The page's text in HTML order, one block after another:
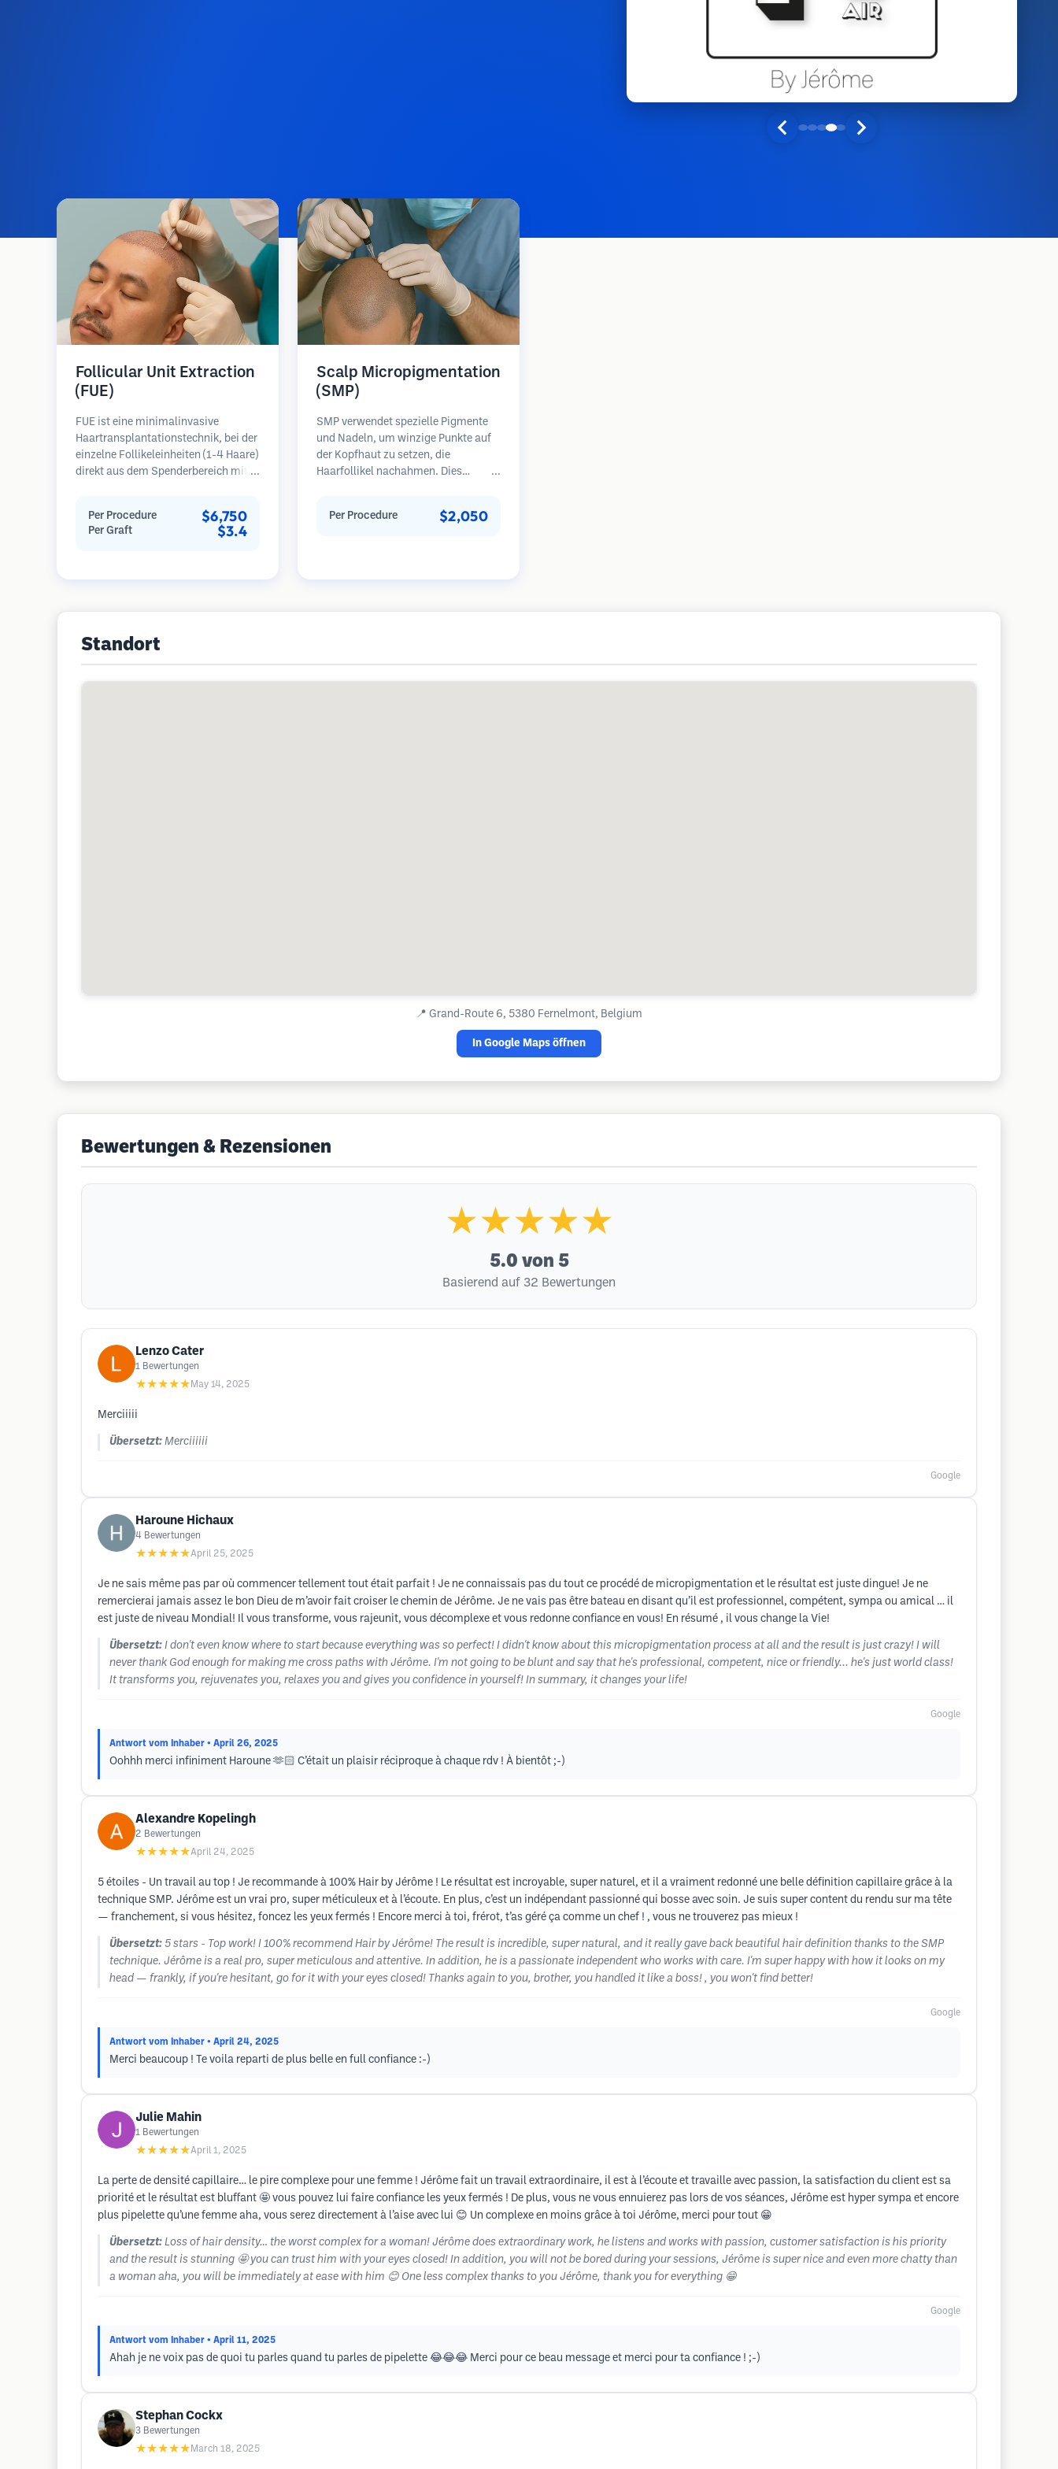
Follicular Unit Extraction
(FUE)
FUE ist eine minimalinvasive
Haartransplantationstechnik, bei der
einzelne Follikeleinheiten (1-4 Haare)
direkt aus dem Spenderbereich mit
werden dann in die
Empfängerbereiche in kahlen Zonen
Per Procedure $6,750
Per Graft $3.4
Scalp Micropigmentation
(SMP)
SMP verwendet spezielle Pigmente
und Nadeln, um winzige Punkte auf
der Kopfhaut zu setzen, die
Haarfollikel nachahmen. Dies
rasierten Kopfes. Das Verfahren
Per Procedure $2,050
Standort
📍 Grand-Route 6, 5380 Fernelmont, Belgium
In Google Maps öffnen
Bewertungen & Rezensionen
★★★★★
5.0 von 5
Basierend auf 32 Bewertungen
Lenzo Cater
1 Bewertungen
★★★★★ May 14, 2025
Merciiiii
Übersetzt: Merciiiiii
Google
Haroune Hichaux
4 Bewertungen
★★★★★April 25, 2025
Je ne sais même pas par où commencer tellement tout était parfait ! Je ne connaissais pas du tout ce procédé de micropigmentation et le résultat est juste dingue! Je ne
remercierai jamais assez le bon Dieu de m’avoir fait croiser le chemin de Jérôme. Je ne vais pas être bateau en disant qu’il est professionnel, compétent, sympa ou amical … il
est juste de niveau Mondial! Il vous transforme, vous rajeunit, vous décomplexe et vous redonne confiance en vous! En résumé , il vous change la Vie!
Übersetzt: I don't even know where to start because everything was so perfect! I didn't know about this micropigmentation process at all and the result is just crazy! I will
never thank God enough for making me cross paths with Jérôme. I'm not going to be blunt and say that he's professional, competent, nice or friendly... he's just world class!
It transforms you, rejuvenates you, relaxes you and gives you confidence in yourself! In summary, it changes your life!
Google
Antwort vom Inhaber • April 26, 2025
Oohhh merci infiniment Haroune 🫶🏻 C’était un plaisir réciproque à chaque rdv ! À bientôt ;-)
Alexandre Kopelingh
2 Bewertungen
★★★★★April 24, 2025
5 étoiles - Un travail au top ! Je recommande à 100% Hair by Jérôme ! Le résultat est incroyable, super naturel, et il a vraiment redonné une belle définition capillaire grâce à la
technique SMP. Jérôme est un vrai pro, super méticuleux et à l’écoute. En plus, c’est un indépendant passionné qui bosse avec soin. Je suis super content du rendu sur ma tête
— franchement, si vous hésitez, foncez les yeux fermés ! Encore merci à toi, frérot, t’as géré ça comme un chef ! , vous ne trouverez pas mieux !
Übersetzt: 5 stars - Top work! I 100% recommend Hair by Jérôme! The result is incredible, super natural, and it really gave back beautiful hair definition thanks to the SMP
technique. Jérôme is a real pro, super meticulous and attentive. In addition, he is a passionate independent who works with care. I'm super happy with how it looks on my
head — frankly, if you're hesitant, go for it with your eyes closed! Thanks again to you, brother, you handled it like a boss! , you won't find better!
Google
Antwort vom Inhaber • April 24, 2025
Merci beaucoup ! Te voila reparti de plus belle en full confiance :-)
Julie Mahin
1 Bewertungen
★★★★★April 1, 2025
La perte de densité capillaire… le pire complexe pour une femme ! Jérôme fait un travail extraordinaire, il est à l’écoute et travaille avec passion, la satisfaction du client est sa
priorité et le résultat est bluffant 🤩 vous pouvez lui faire confiance les yeux fermés ! De plus, vous ne vous ennuierez pas lors de vos séances, Jérôme est hyper sympa et encore
plus pipelette qu’une femme aha, vous serez directement à l’aise avec lui 😊 Un complexe en moins grâce à toi Jérôme, merci pour tout 😁
Übersetzt: Loss of hair density… the worst complex for a woman! Jérôme does extraordinary work, he listens and works with passion, customer satisfaction is his priority
and the result is stunning 🤩 you can trust him with your eyes closed! In addition, you will not be bored during your sessions, Jérôme is super nice and even more chatty than
a woman aha, you will be immediately at ease with him 😊 One less complex thanks to you Jérôme, thank you for everything 😁
Google
Antwort vom Inhaber • April 11, 2025
Ahah je ne voix pas de quoi tu parles quand tu parles de pipelette 😂😂😂 Merci pour ce beau message et merci pour ta confiance ! ;-)
Stephan Cockx
3 Bewertungen
★★★★★ March 18, 2025